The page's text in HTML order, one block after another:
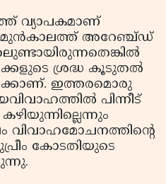
വ്യാപകമാണ്
മുൻകാലത്ത് അറേഞ്ച്ഡ്
ശ്രദ്ധ കൂടുതൽ
ഇത്തരമൊരു
പിന്നീട്
വിവാഹമോചനത്തിന്റെ
കോടതിയുടെ